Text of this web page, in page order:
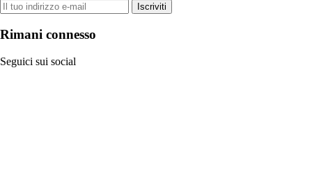
Iscriviti
Rimani connesso
Seguici sui social